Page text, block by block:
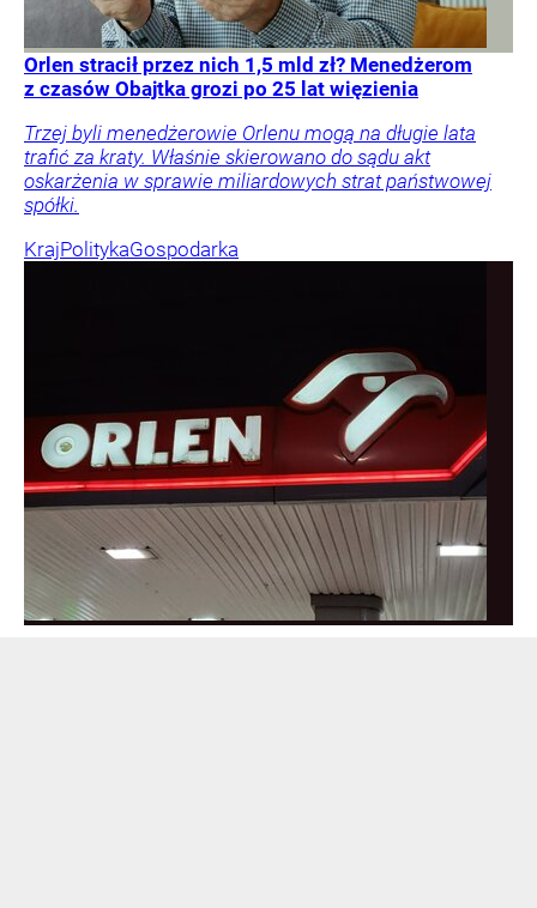
Orlen stracił przez nich 1,5 mld zł? Menedżerom
z czasów Obajtka grozi po 25 lat więzienia
Trzej byli menedżerowie Orlenu mogą na długie lata
trafić za kraty. Właśnie skierowano do sądu akt
oskarżenia w sprawie miliardowych strat państwowej
spółki.
KrajPolitykaGospodarka